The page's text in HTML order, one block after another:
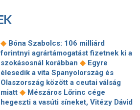
◆ Bóna Szabolcs: 106 milliárd
forintnyi agrártámogatást fizetnek ki a
szokásosnál korábban ◆ Egyre
élesedik a vita Spanyolország és
Olaszország között a ceutai válság
miatt ◆ Mészáros Lőrinc cége
hegeszti a vasúti síneket, Vitézy Dávid